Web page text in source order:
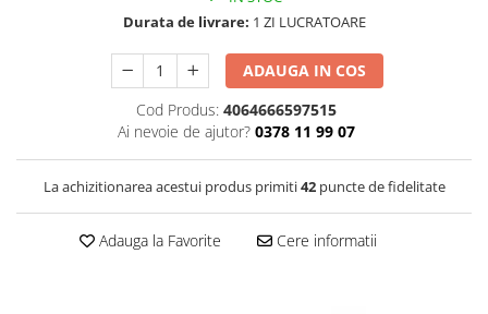
Durata de livrare: 1 ZI LUCRATOARE
ADAUGA IN COS
Cod Produs: 4064666597515
Ai nevoie de ajutor? 0378 11 99 07
La achizitionarea acestui produs primiti42puncte de fidelitate
Adauga la Favorite Cere informatii